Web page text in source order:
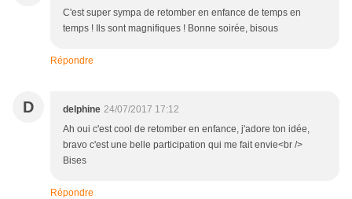
C'est super sympa de retomber en enfance de temps en
temps ! Ils sont magnifiques ! Bonne soirée, bisous
Répondre
D delphine 24/07/2017 17:12
Ah oui c'est cool de retomber en enfance, j'adore ton idée,
bravo c'est une belle participation qui me fait envie<br />
Bises
Répondre